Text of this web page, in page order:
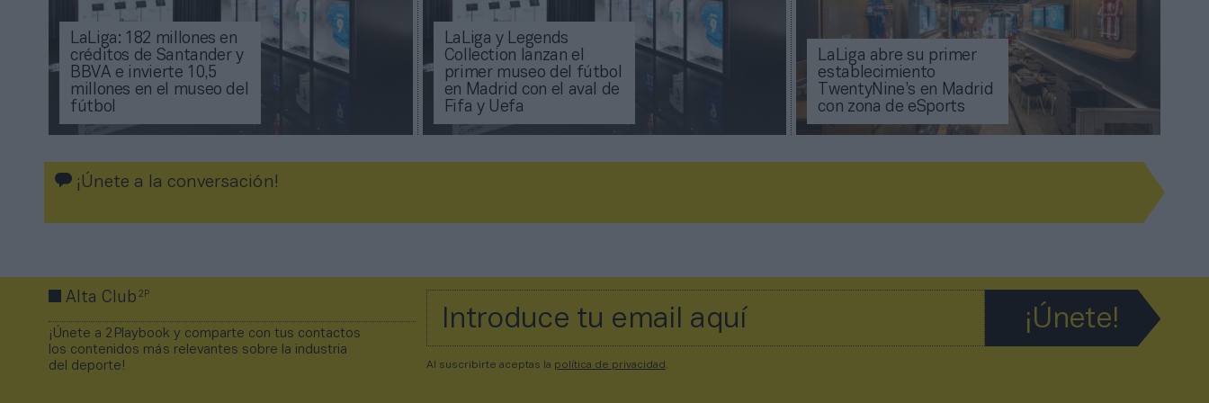
LaLiga: 182 millones en
créditos de Santander y
BBVA e invierte 10,5
millones en el museo del
fútbol
LaLiga y Legends
Collection lanzan el
primer museo del fútbol
en Madrid con el aval de
Fifa y Uefa
LaLiga abre su primer
establecimiento
TwentyNine’s en Madrid
con zona de eSports
¡Únete a la conversación!
Alta Club2P
¡Únete a 2Playbook y comparte con tus contactos
los contenidos más relevantes sobre la industria
del deporte!
Al suscribirte aceptas la política de privacidad